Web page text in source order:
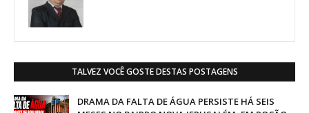
TALVEZ VOCÊ GOSTE DESTAS POSTAGENS
DRAMA DA FALTA DE ÁGUA PERSISTE HÁ SEIS